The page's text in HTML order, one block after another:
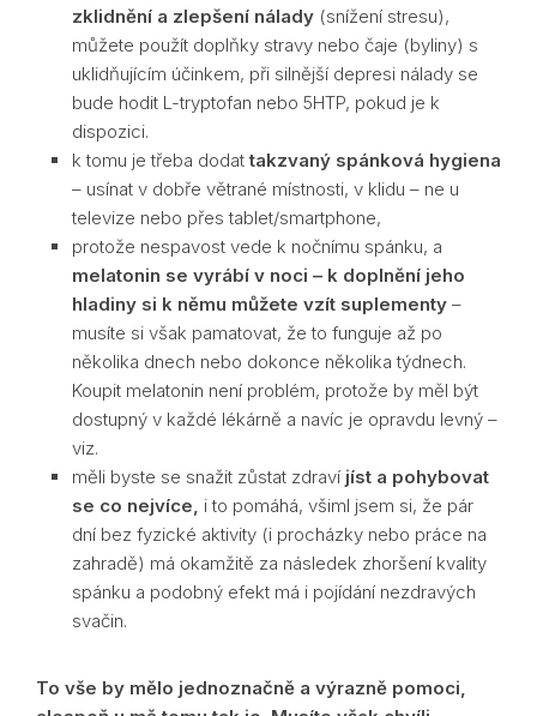
zklidnění a zlepšení nálady (snížení stresu),
můžete použít doplňky stravy nebo čaje (byliny) s
uklidňujícím účinkem, při silnější depresi nálady se
bude hodit L-tryptofan nebo 5HTP, pokud je k
dispozici.
k tomu je třeba dodattakzvaný spánková hygiena
– usínat v dobře větrané místnosti, v klidu – ne u
televize nebo přes tablet/smartphone,
protože nespavost vede k nočnímu spánku, a
melatonin se vyrábí v noci – k doplnění jeho
hladiny si k němu můžete vzít suplementy –
musíte si však pamatovat, že to funguje až po
několika dnech nebo dokonce několika týdnech.
Koupit melatonin není problém, protože by měl být
dostupný v každé lékárně a navíc je opravdu levný –
viz.
měli byste se snažit zůstat zdraví jíst a pohybovat
se co nejvíce, i to pomáhá, všiml jsem si, že pár
dní bez fyzické aktivity (i procházky nebo práce na
zahradě) má okamžitě za následek zhoršení kvality
spánku a podobný efekt má i pojídání nezdravých
svačin.
To vše by mělo jednoznačně a výrazně pomoci,